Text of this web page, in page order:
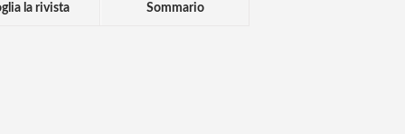
la rivista Sommario